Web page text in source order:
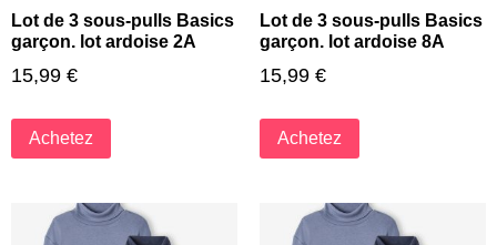
Lot de 3 sous-pulls Basics
garçon. lot ardoise 2A
15,99 €
Achetez
Lot de 3 sous-pulls Basics
garçon. lot ardoise 8A
15,99 €
Achetez